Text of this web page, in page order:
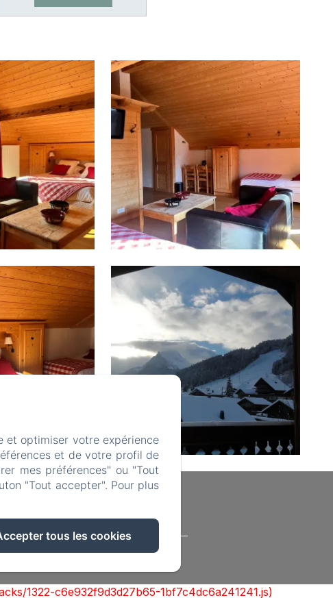
Informations sur les cookies
1322-c6e932f9d3d27b65-1bf7c4dc6a241241.js)
et optimiser votre expérience
et de votre profil de
mes préférences" ou "Tout
"Tout accepter". Pour plus
tous les cookies